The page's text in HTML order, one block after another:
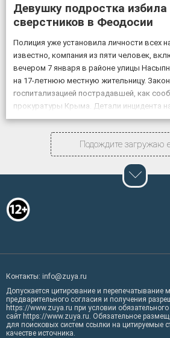
Девушку подростка
сверстников в Феодосии
Полиция уже установила личности всех
известно, компания из пяти человек,
вечером 7 января в районе улицы
на 17-летнюю местную жительницу.
госпитализацией пострадавшей, как
прокуратуры Крыма. Детали инцидента
проверки не разглашаются. Вместе с тем
родители нападавших подростков […]
Подождите загружаю
Контакты: info@zuya.ru
Допускается цитирование и перепечатывание
предварительного согласия и получения
https://www.zuya.ru при условии
сайт https://www.zuya.ru. Обязательное
для поисковых систем ссылки на цитируемые
качестве источника.